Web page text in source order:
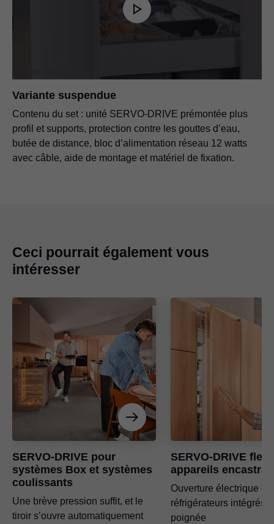
Variante suspendue
Contenu du set : unité SERVO-DRIVE prémontée plus
profil et supports, protection contre les gouttes d’eau,
butée de distance, bloc d’alimentation réseau 12 watts
avec câble, aide de montage et matériel de fixation.
Ceci pourrait également vous
intéresser
SERVO-DRIVE pour
systèmes Box et systèmes
coulissants
Une brève pression suffit, et le
tiroir s’ouvre automatiquement
SERVO-DRIVE flex
appareils
Ouverture électrique
réfrigérateurs intégrés
poignée